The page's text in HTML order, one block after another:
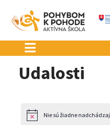
Preskočiť
na
obsah
Udalosti
Notice Nie sú žiadne